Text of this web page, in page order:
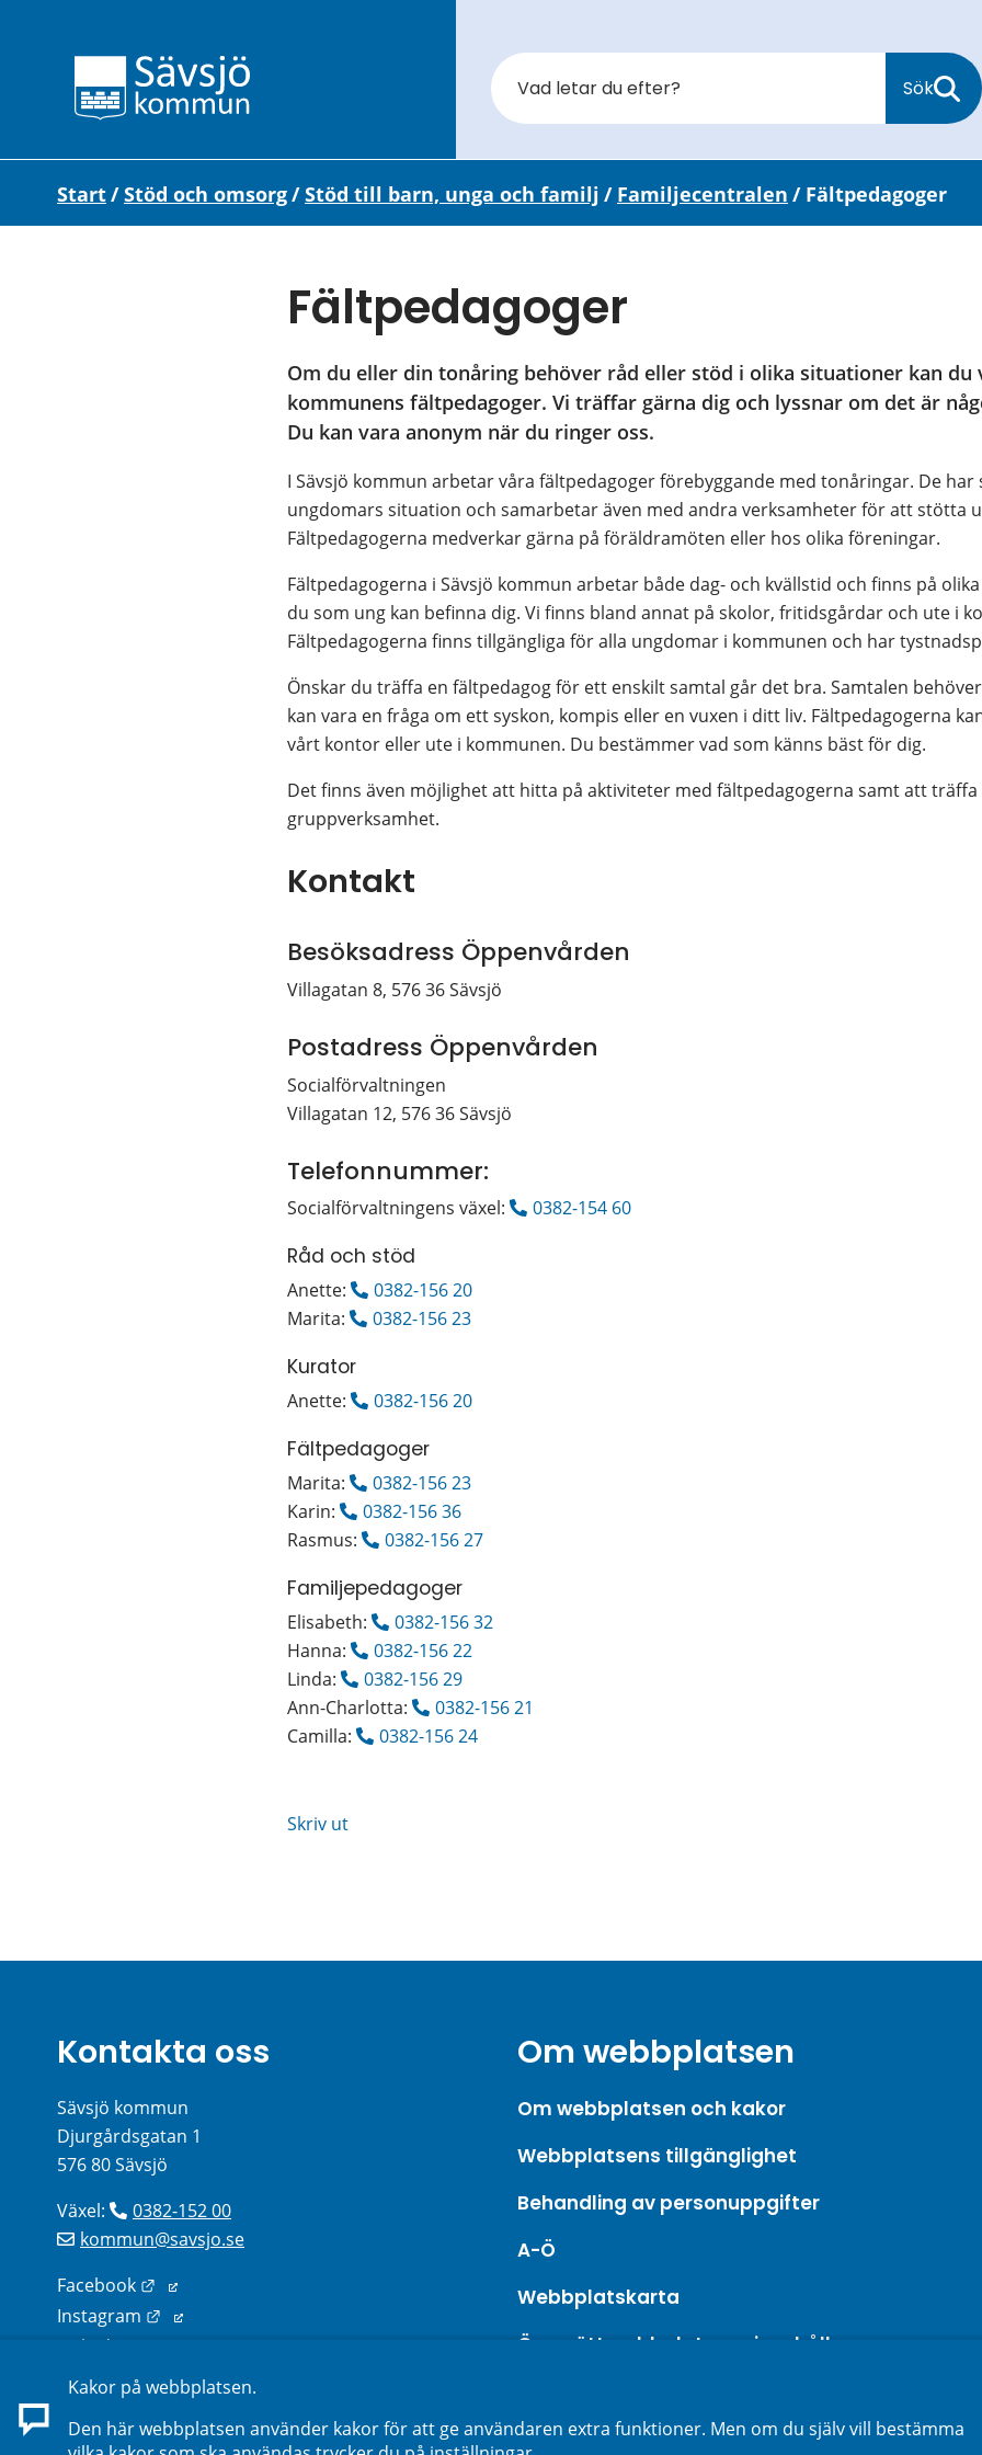
Sök
Start/Stöd och omsorg/Stöd till barn, unga och familj / Familjecentralen / Fältpedagoger
Fältpedagoger
Om du eller din tonåring behöver råd eller stöd i olika situationer kan du
kommunens fältpedagoger. Vi träffar gärna dig och lyssnar om det är
Du kan vara anonym när du ringer oss.
I Sävsjö kommun arbetar våra fältpedagoger förebyggande med tonåringar. De har
ungdomars situation och samarbetar även med andra verksamheter för att stötta
Fältpedagogerna medverkar gärna på föräldramöten eller hos olika föreningar.
Fältpedagogerna i Sävsjö kommun arbetar både dag- och kvällstid och finns på
du som ung kan befinna dig. Vi finns bland annat på skolor, fritidsgårdar och ute i
Fältpedagogerna finns tillgängliga för alla ungdomar i kommunen och har
Önskar du träffa en fältpedagog för ett enskilt samtal går det bra. Samtalen
kan vara en fråga om ett syskon, kompis eller en vuxen i ditt liv. Fältpedagogerna
vårt kontor eller ute i kommunen. Du bestämmer vad som känns bäst för dig.
Det finns även möjlighet att hitta på aktiviteter med fältpedagogerna samt att
gruppverksamhet.
Kontakt
Besöksadress Öppenvården
Villagatan 8, 576 36 Sävsjö
Postadress Öppenvården
Socialförvaltningen
Villagatan 12, 576 36 Sävsjö
Telefonnummer:
Socialförvaltningens växel: 0382-154 60
Råd och stöd
Anette:
0382-156 20
Marita:
0382-156 23
Kurator
Anette: 0382-156 20
Fältpedagoger
Marita:
0382-156 23
Karin:
0382-156 36
Rasmus:
0382-156 27
Familjepedagoger
Elisabeth:
0382-156 32
Hanna:
0382-156 22
Linda:
0382-156 29
Ann-Charlotta:
0382-156 21
Camilla:
0382-156 24
Skriv ut
Kontakta oss
Sävsjö kommun
Djurgårdsgatan 1
576 80 Sävsjö
Växel:
0382-152 00
kommun@savsjo.se
Facebook
Länk till annan webbplats.
Instagram
Länk till annan webbplats.
Linkedin
Sök kontakter på webbplatsen
Om webbplatsen
Om webbplatsen och kakor
Webbplatsens tillgänglighet
Behandling av personuppgifter
A-Ö
Webbplatskarta
Översätt webbplatsens innehåll
Kakor på webbplatsen.
Den här webbplatsen använder kakor för att ge användaren extra funktioner. Men om du själv vill bestämma